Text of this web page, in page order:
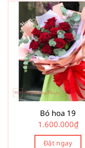
Bó hoa 19
1.600.000₫
Đặt ngay